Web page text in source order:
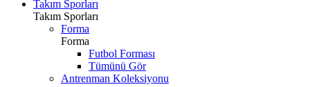
Takım Sporları
Takım Sporları
Forma
Forma
Futbol Forması
Tümünü Gör
Antrenman Koleksiyonu